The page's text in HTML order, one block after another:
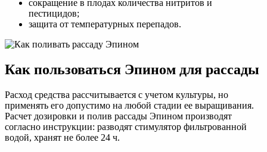
сокращение в плодах количества нитритов и
пестицидов;
защита от температурных перепадов.
Как пользоваться Эпином для рассады
Расход средства рассчитывается с учетом культуры, но
применять его допустимо на любой стадии ее выращивания.
Расчет дозировки и полив рассады Эпином производят
согласно инструкции: разводят стимулятор фильтрованной
водой, хранят не более 24 ч.